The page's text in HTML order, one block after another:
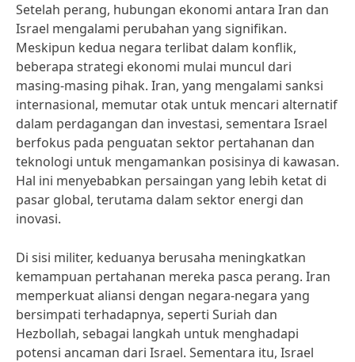
Setelah perang, hubungan ekonomi antara Iran dan
Israel mengalami perubahan yang signifikan.
Meskipun kedua negara terlibat dalam konflik,
beberapa strategi ekonomi mulai muncul dari
masing-masing pihak. Iran, yang mengalami sanksi
internasional, memutar otak untuk mencari alternatif
dalam perdagangan dan investasi, sementara Israel
berfokus pada penguatan sektor pertahanan dan
teknologi untuk mengamankan posisinya di kawasan.
Hal ini menyebabkan persaingan yang lebih ketat di
pasar global, terutama dalam sektor energi dan
inovasi.
Di sisi militer, keduanya berusaha meningkatkan
kemampuan pertahanan mereka pasca perang. Iran
memperkuat aliansi dengan negara-negara yang
bersimpati terhadapnya, seperti Suriah dan
Hezbollah, sebagai langkah untuk menghadapi
potensi ancaman dari Israel. Sementara itu, Israel